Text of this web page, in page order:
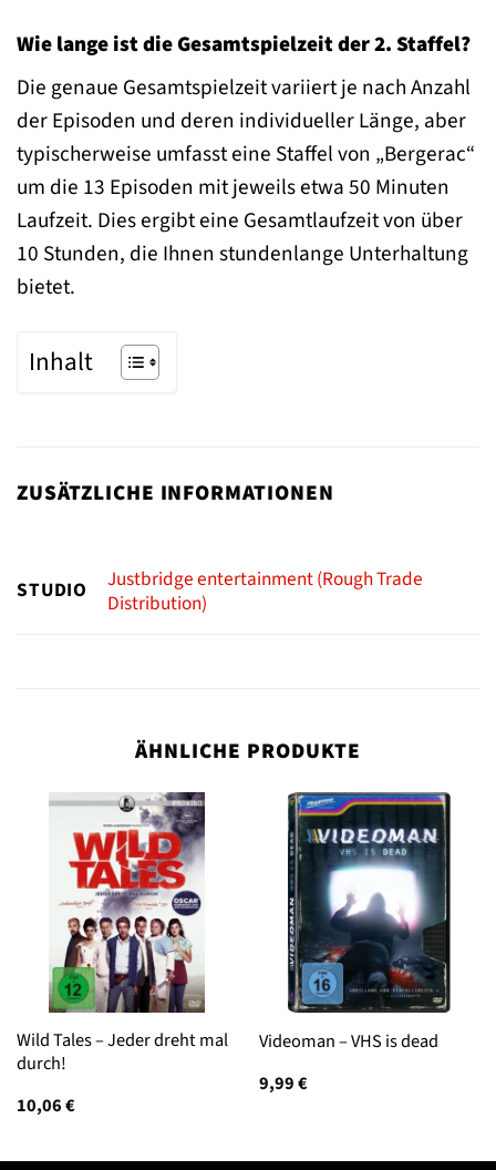
Wie lange ist die Gesamtspielzeit der 2. Staffel?
Die genaue Gesamtspielzeit variiert je nach Anzahl
der Episoden und deren individueller Länge, aber
typischerweise umfasst eine Staffel von „Bergerac“
um die 13 Episoden mit jeweils etwa 50 Minuten
Laufzeit. Dies ergibt eine Gesamtlaufzeit von über
10 Stunden, die Ihnen stundenlange Unterhaltung
bietet.
Inhalt
ZUSÄTZLICHE INFORMATIONEN
STUDIO
Justbridge entertainment (Rough Trade
Distribution)
ÄHNLICHE PRODUKTE
Wild Tales – Jeder dreht mal
durch!
10,06€
Videoman – VHS is dead
9,99€